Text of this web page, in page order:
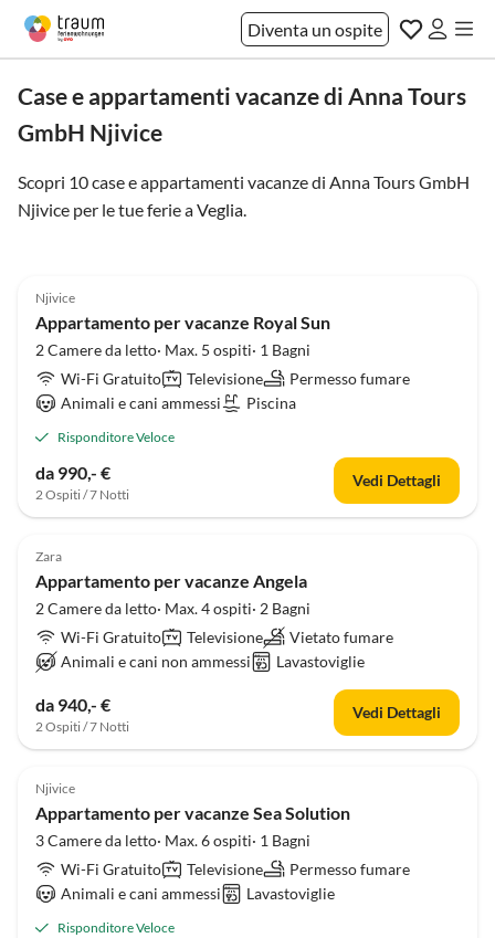
Diventa un ospite
Case e appartamenti vacanze di Anna Tours
GmbH Njivice
Scopri 10 case e appartamenti vacanze di Anna Tours GmbH
Njivice per le tue ferie aVeglia.
Njivice
Appartamento per vacanze Royal Sun
2 Camere da letto· Max. 5 ospiti· 1 Bagni
Wi-Fi Gratuito
Televisione
Permesso fumare
Animali e cani ammessi
Piscina
Risponditore Veloce
da 990,- €
2 Ospiti / 7 Notti
Vedi Dettagli
4.8 (1)
Zara
Appartamento per vacanze Angela
2 Camere da letto· Max. 4 ospiti· 2 Bagni
Wi-Fi Gratuito
Televisione
Vietato fumare
Animali e cani non ammessi
Lavastoviglie
da 940,- €
2 Ospiti / 7 Notti
Vedi Dettagli
Njivice
Appartamento per vacanze Sea Solution
3 Camere da letto· Max. 6 ospiti· 1 Bagni
Wi-Fi Gratuito
Televisione
Permesso fumare
Animali e cani ammessi
Lavastoviglie
Risponditore Veloce